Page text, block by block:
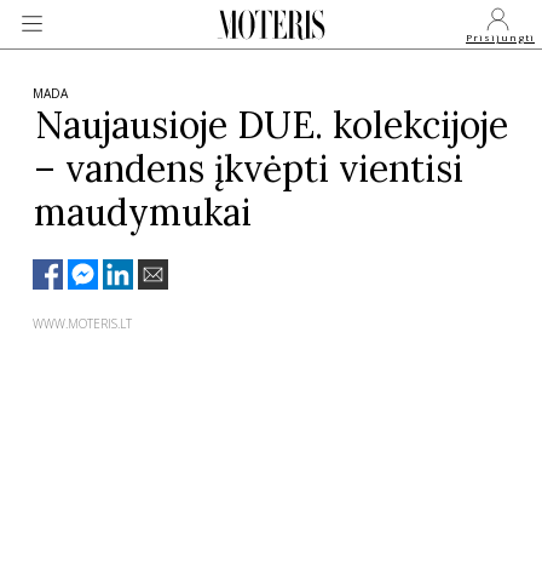
Prisijungti
VEIDAI
MADA
MADA
Naujausioje DUE. kolekcijoje
– vandens įkvėpti vientisi
maudymukai
WWW.MOTERIS.LT